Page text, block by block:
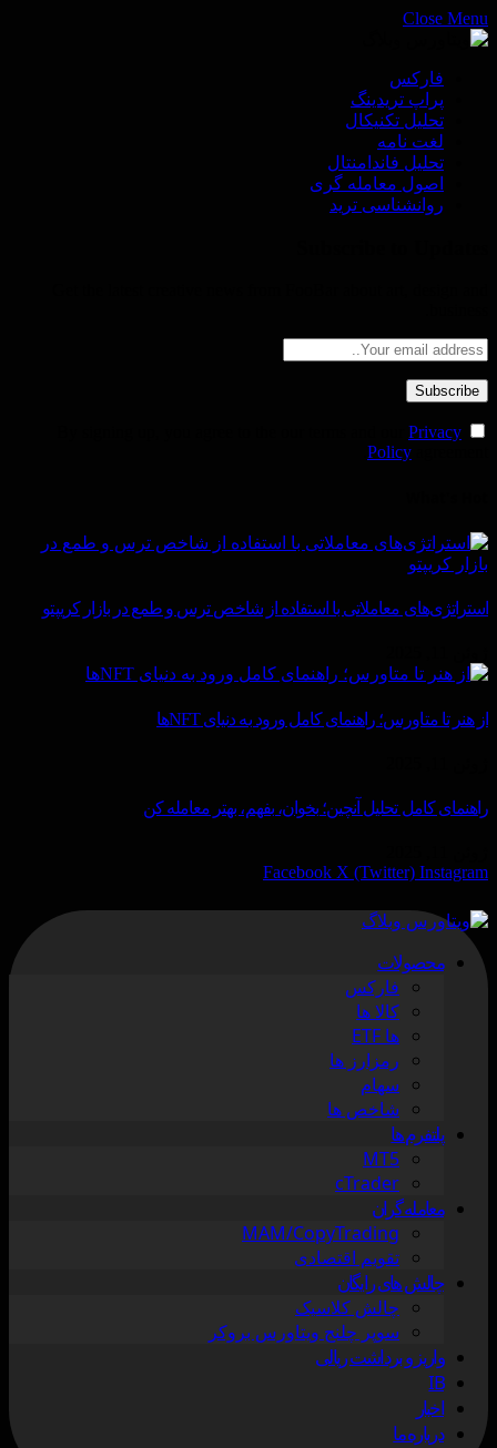
Close Menu
فاركس
پراپ تريدينگ
تحليل تكنيكال
لغت نامه
تحليل فاندامنتال
اصول معامله گرى
روانشناسى ترید
Privacy
Policy
استراتژی‌های معاملاتی با استفاده از شاخص ترس و طمع در بازار کریپتو
از هنر تا متاورس؛ راهنمای کامل ورود به دنیای NFTها
راهنمای کامل تحلیل آنچین؛ بخوان، بفهم، بهتر معامله کن
Facebook X (Twitter) Instagram
محصولات
فارکس
کالا ها
ها ETF
رمزارز ها
سهام
شاخص ها
پلتفرم ها
MT5
cTrader
معامله گران
MAM/CopyTrading
تقویم اقتصادی
چالش های رایگان
چالش کلاسیک
سوپر چلنج ویتاورس بروکر
واریز و برداشت ریالی
IB
اخبار
درباره ما